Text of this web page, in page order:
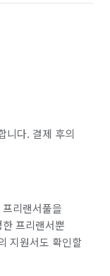
니다. 결제 후의
리랜서풀을
프리랜서뿐
지원서도 확인할